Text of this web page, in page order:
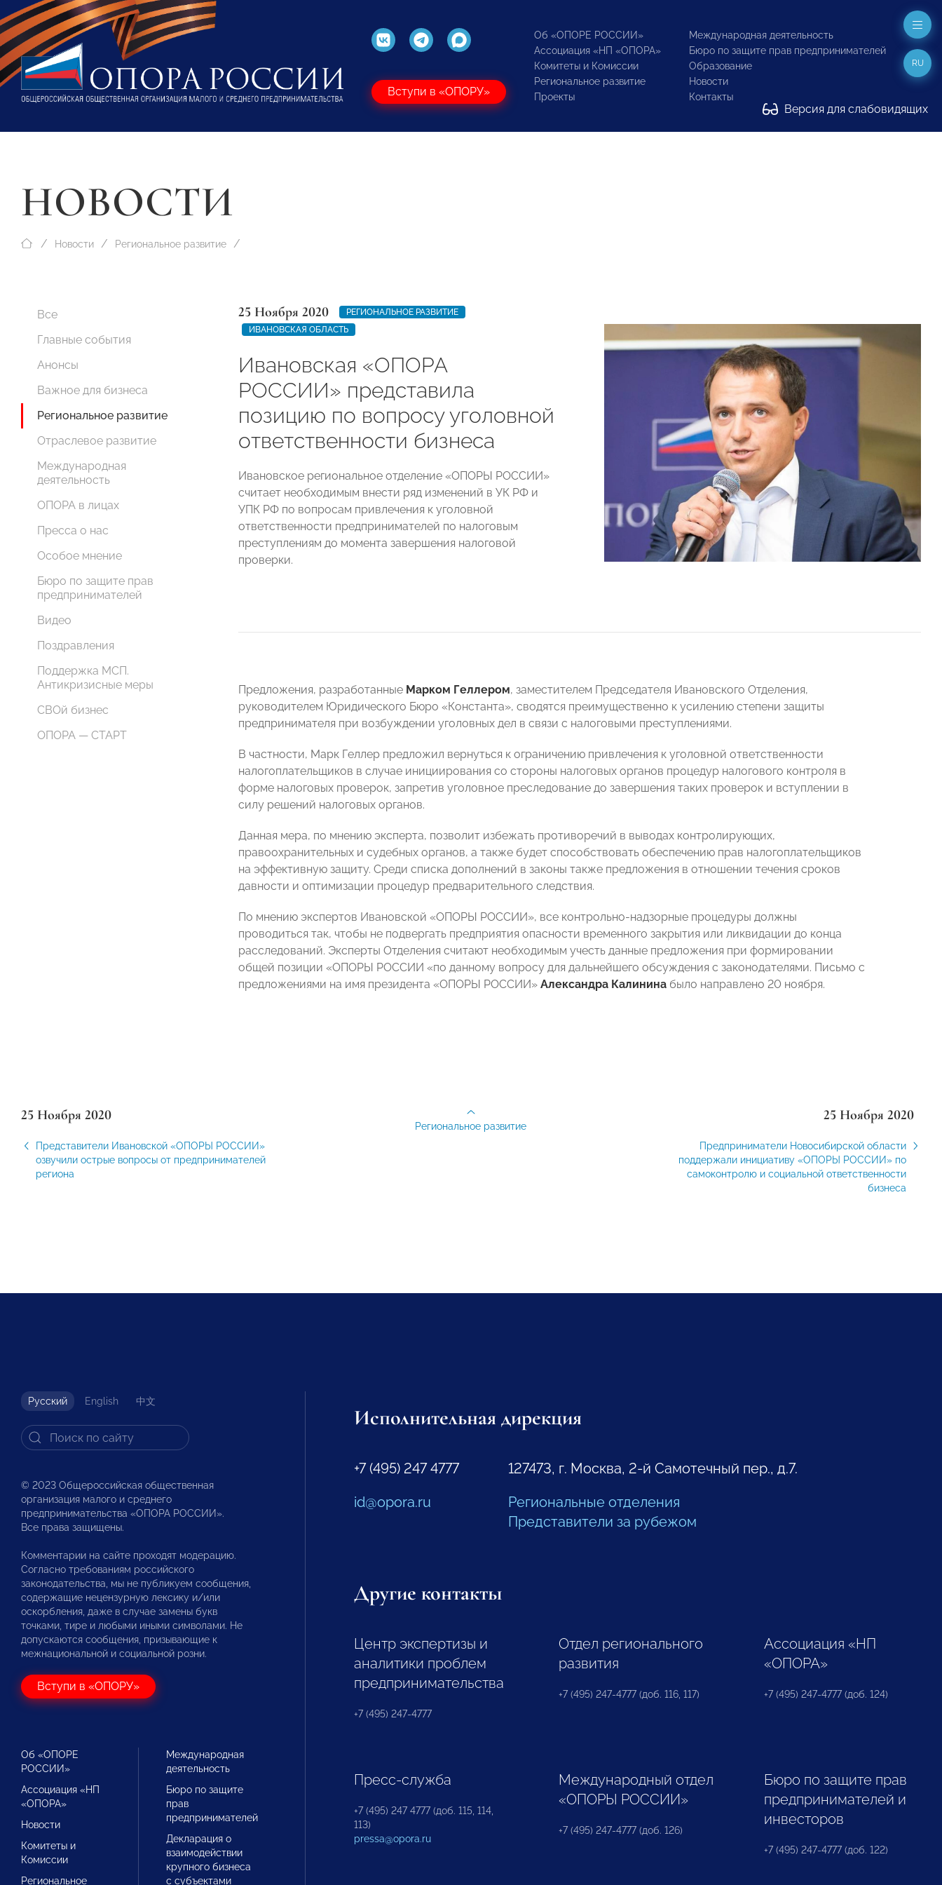
Вступи в «ОПОРУ»
Об «ОПОРЕ РОССИИ»
Ассоциация «НП «ОПОРА»
Комитеты и Комиссии
Региональное развитие
Проекты
Международная деятельность
Бюро по защите прав предпринимателей
Образование
Новости
Контакты
Версия для слабовидящих
RU
НОВОСТИ
Новости Региональное развитие
Все
Главные события
Анонсы
Важное для бизнеса
Региональное развитие
Отраслевое развитие
Международная
деятельность
ОПОРА в лицах
Пресса о нас
Особое мнение
Бюро по защите прав
предпринимателей
Видео
Поздравления
Поддержка МСП.
Антикризисные меры
СВОй бизнес
ОПОРА — СТАРТ
25 Ноября 2020
РЕГИОНАЛЬНОЕ РАЗВИТИЕ
ИВАНОВСКАЯ ОБЛАСТЬ
Ивановская «ОПОРА
РОССИИ» представила
позицию по вопросу уголовной
ответственности бизнеса
Ивановское региональное отделение «ОПОРЫ РОССИИ»
считает необходимым внести ряд изменений в УК РФ и
УПК РФ по вопросам привлечения к уголовной
ответственности предпринимателей по налоговым
преступлениям до момента завершения налоговой
проверки.
Предложения, разработанные Марком Геллером, заместителем Председателя Ивановского Отделения,
руководителем Юридического Бюро «Константа», сводятся преимущественно к усилению степени защиты
предпринимателя при возбуждении уголовных дел в связи с налоговыми преступлениями.
В частности, Марк Геллер предложил вернуться к ограничению привлечения к уголовной ответственности
налогоплательщиков в случае инициирования со стороны налоговых органов процедур налогового контроля в
форме налоговых проверок, запретив уголовное преследование до завершения таких проверок и вступлении в
силу решений налоговых органов.
Данная мера, по мнению эксперта, позволит избежать противоречий в выводах контролирующих,
правоохранительных и судебных органов, а также будет способствовать обеспечению прав налогоплательщиков
на эффективную защиту. Среди списка дополнений в законы также предложения в отношении течения сроков
давности и оптимизации процедур предварительного следствия.
По мнению экспертов Ивановской «ОПОРЫ РОССИИ», все контрольно-надзорные процедуры должны
проводиться так, чтобы не подвергать предприятия опасности временного закрытия или ликвидации до конца
расследований. Эксперты Отделения считают необходимым учесть данные предложения при формировании
общей позиции «ОПОРЫ РОССИИ «по данному вопросу для дальнейшего обсуждения с законодателями. Письмо с
предложениями на имя президента «ОПОРЫ РОССИИ» Александра Калинина было направлено 20 ноября.
25 Ноября 2020
Представители Ивановской «ОПОРЫ РОССИИ»
озвучили острые вопросы от предпринимателей
региона
25 Ноября 2020
Предприниматели Новосибирской области
поддержали инициативу «ОПОРЫ РОССИИ» по
самоконтролю и социальной ответственности
бизнеса
Региональное развитие
Русский English 中文
© 2023 Общероссийская общественная
организация малого и среднего
предпринимательства «ОПОРА РОССИИ».
Все права защищены.
Комментарии на сайте проходят модерацию.
Согласно требованиям российского
законодательства, мы не публикуем сообщения,
содержащие нецензурную лексику и/или
оскорбления, даже в случае замены букв
точками, тире и любыми иными символами. Не
допускаются сообщения, призывающие к
межнациональной и социальной розни.
Вступи в «ОПОРУ»
Об «ОПОРЕ
РОССИИ»
Ассоциация «НП
«ОПОРА»
Новости
Комитеты и
Комиссии
Региональное
Международная
деятельность
Бюро по защите
прав
предпринимателей
Декларация о
взаимодействии
крупного бизнеса
с субъектами
Исполнительная дирекция
+7 (495) 247 4777
id@opora.ru
127473, г. Москва, 2-й Самотечный пер., д.7.
Региональные отделения
Представители за рубежом
Другие контакты
Центр экспертизы и
аналитики проблем
предпринимательства
+7 (495) 247-4777
Отдел регионального
развития
+7 (495) 247-4777 (доб. 116, 117)
Ассоциация «НП
«ОПОРА»
+7 (495) 247-4777 (доб. 124)
Пресс-служба
+7 (495) 247 4777 (доб. 115, 114,
113)
pressa@opora.ru
Международный отдел
«ОПОРЫ РОССИИ»
+7 (495) 247-4777 (доб. 126)
Бюро по защите прав
предпринимателей и
инвесторов
+7 (495) 247-4777 (доб. 122)